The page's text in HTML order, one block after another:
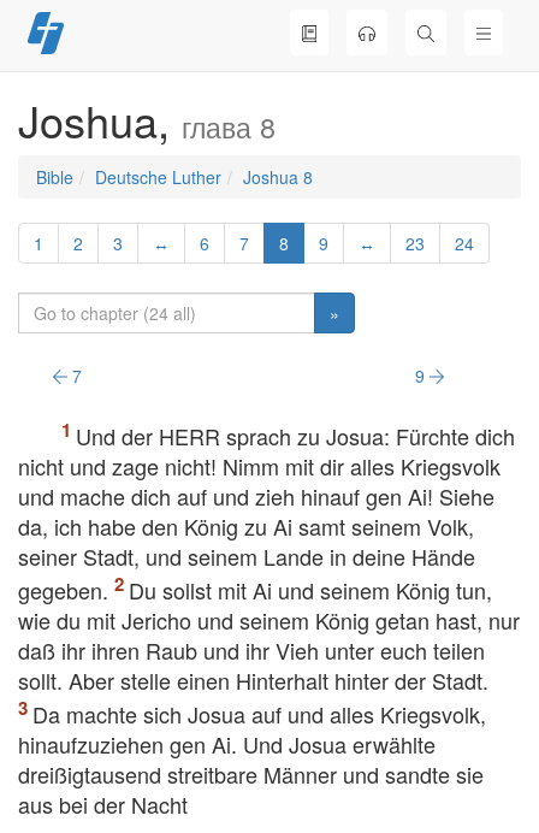
Skip
to
Joshua, глава 8
Bible Deutsche Luther Joshua 8
1 2 3 ↔ 6 7 8 9 ↔ 23 24
»
7 9
Und der HERR sprach zu Josua: Fürchte dich
nicht und zage nicht! Nimm mit dir alles Kriegsvolk
und mache dich auf und zieh hinauf gen Ai! Siehe
da, ich habe den König zu Ai samt seinem Volk,
seiner Stadt, und seinem Lande in deine Hände
gegeben.
Du sollst mit Ai und seinem König tun,
wie du mit Jericho und seinem König getan hast, nur
daß ihr ihren Raub und ihr Vieh unter euch teilen
sollt. Aber stelle einen Hinterhalt hinter der Stadt.
Da machte sich Josua auf und alles Kriegsvolk,
hinaufzuziehen gen Ai. Und Josua erwählte
dreißigtausend streitbare Männer und sandte sie
aus bei der Nacht